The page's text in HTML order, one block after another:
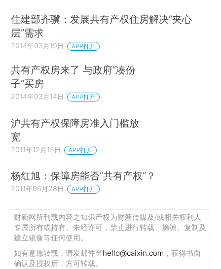
住建部齐骥：发展共有产权住房解决“夹心
层”需求
2014年03月19日 APP打开
共有产权房来了 与政府“凑份
子”买房
2014年03月14日 APP打开
沪共有产权保障房准入门槛放
宽
2011年12月15日 APP打开
杨红旭：保障房能否“共有产权”？
2011年06月28日 APP打开
财新网所刊载内容之知识产权为财新传媒及/或相关权利人
专属所有或持有。未经许可，禁止进行转载、摘编、复制及
建立镜像等任何使用。
如有意愿转载，请发邮件至hello@caixin.com ，获得书面
确认及授权后，方可转载。